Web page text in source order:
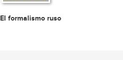
El formalismo ruso